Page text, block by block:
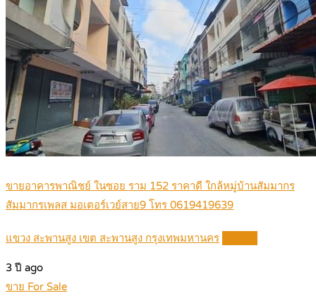
ขายอาคารพาณิชย์ ในซอย ราม 152 ราคาดี ใกล้หมู่บ้านสัมมากร
สัมมากรเพลส มอเตอร์เวย์สาย9 โทร 0619419639
แขวง สะพานสูง เขต สะพานสูง กรุงเทพมหานคร
3 ปี ago
ขาย For Sale